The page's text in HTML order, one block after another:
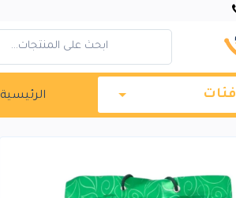
فئات الرئيسية